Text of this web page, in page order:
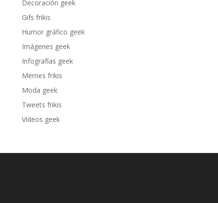
Decoración geek
Gifs frikis
Humor gráfico geek
Imágenes geek
Infografías geek
Memes frikis
Moda geek
Tweets frikis
Vídeos geek